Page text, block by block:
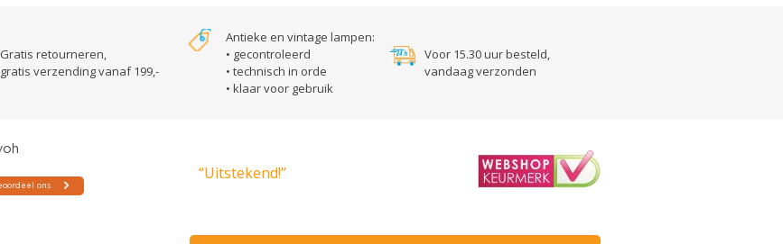
Gratis retourneren,
gratis verzending vanaf 199,-
Antieke en vintage lampen:
• gecontroleerd
• technisch in orde
• klaar voor gebruik
Voor 15.30 uur besteld,
vandaag verzonden
“Uitstekend!”